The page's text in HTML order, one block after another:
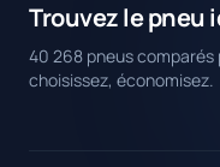
Trouvez le pneu
40 268 pneus comparés
choisissez, économisez.